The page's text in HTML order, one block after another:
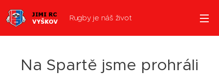
Rugby je náš život
Na Spartě jsme prohráli